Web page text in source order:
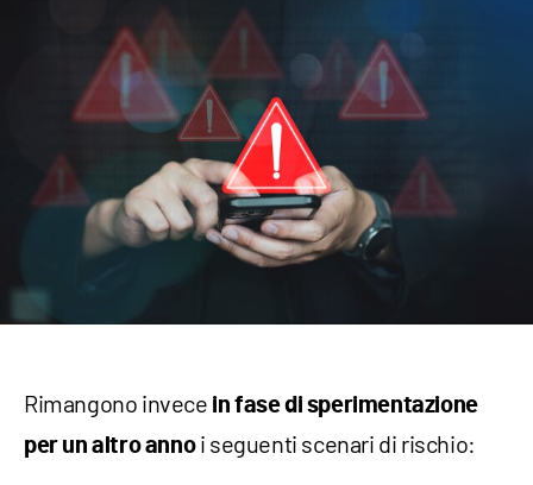
Rimangono invece in fase di sperimentazione
per un altro annoi seguenti scenari di rischio: